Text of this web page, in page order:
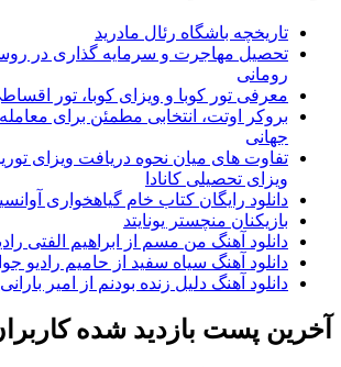
تاریخچه باشگاه رئال مادرید
تحصیل مهاجرت و سرمایه گذاری در
رومانی
معرفی تور کوبا و ویزای کوبا، تور
بروکر اوتت، انتخابی مطمئن برای
جهانی
تفاوت های میان نحوه دریافت ویزای
ویزای تحصیلی کانادا
دانلود رایگان کتاب خام گیاهخواری
بازیکنان منچستر یونایتد
دانلود آهنگ من مسم از ابراهیم الفتی
دانلود آهنگ سیاه سفید از حامیم رادیو
دانلود آهنگ دلیل زنده بودنم از امیر
آخرین پست بازدید شده